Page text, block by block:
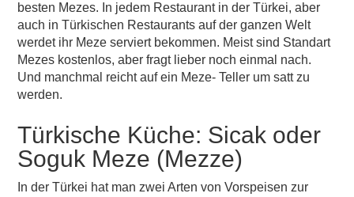
besten Mezes. In jedem Restaurant in der Türkei, aber
auch in Türkischen Restaurants auf der ganzen Welt
werdet ihr Meze serviert bekommen. Meist sind Standart
Mezes kostenlos, aber fragt lieber noch einmal nach.
Und manchmal reicht auf ein Meze- Teller um satt zu
werden.
Türkische Küche: Sicak oder
Soguk Meze (Mezze)
In der Türkei hat man zwei Arten von Vorspeisen zur